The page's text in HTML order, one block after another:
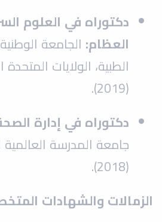
دكتوراه في العلوم
العظام: الجامعة
الطبية، الولايات المتحدة
(2019).
دكتوراه في إدارة
جامعة المدرسة العالمية
(2018).
الزمالات والشهادات